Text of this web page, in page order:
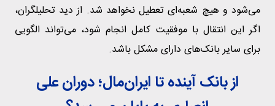
می‌شود و هیچ شعبه‌ای تعطیل نخواهد شد. از دید تحلیلگران،
اگر این انتقال با موفقیت کامل انجام شود، می‌تواند الگویی
برای سایر بانک‌های دارای مشکل باشد.
از بانک آینده تا ایران‌مال؛ دوران علی